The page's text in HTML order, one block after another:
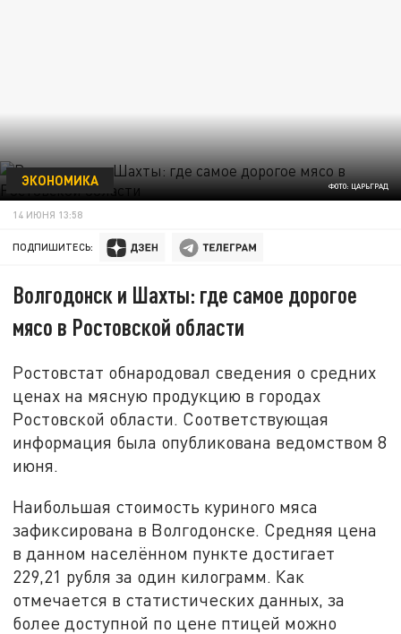
ФОТО: ЦАРЬГРАД
ЭКОНОМИКА
14 ИЮНЯ 13:58
ПОДПИШИТЕСЬ:
Волгодонск и Шахты: где самое дорогое
мясо в Ростовской области
Ростовстат обнародовал сведения о средних
ценах на мясную продукцию в городах
Ростовской области. Соответствующая
информация была опубликована ведомством 8
июня.
Наибольшая стоимость куриного мяса
зафиксирована в Волгодонске. Средняя цена
в данном населённом пункте достигает
229,21 рубля за один килограмм. Как
отмечается в статистических данных, за
более доступной по цене птицей можно